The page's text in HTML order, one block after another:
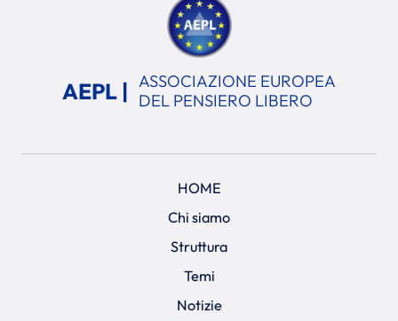
AEPL | ASSOCIAZIONE EUROPEA
DEL PENSIERO LIBERO
HOME
Chi siamo
Struttura
Temi
Notizie